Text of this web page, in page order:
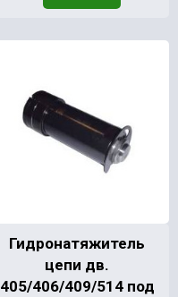
Гидронатяжитель
цепи дв.
405/406/409/514 под